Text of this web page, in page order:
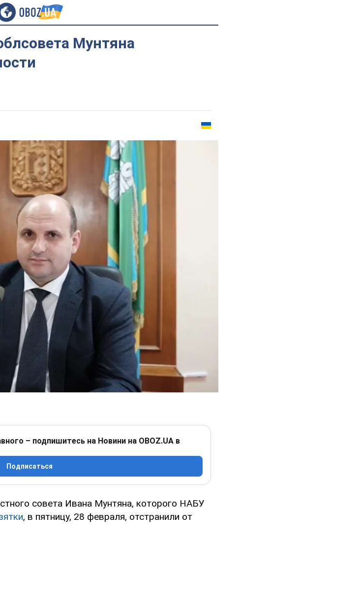
Мунтяна
– подпишитесь на Новини на OBOZ.UA в
Подписаться
совета Ивана Мунтяна, которого НАБУ
, в пятницу, 28 февраля, отстранили от